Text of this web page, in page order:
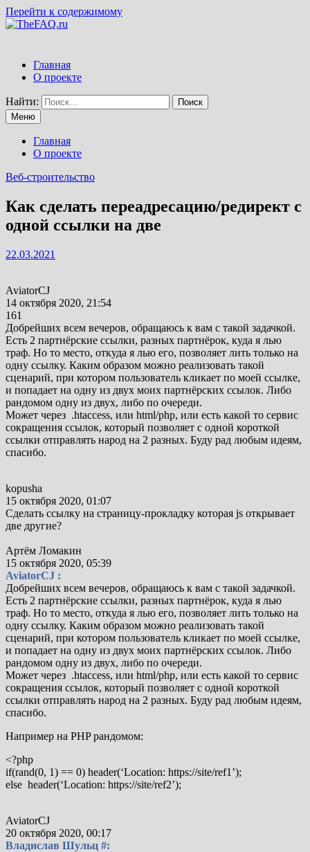
Перейти к содержимому
Главная
О проекте
Найти:
Меню
Главная
О проекте
Веб-строительство
Как сделать переадресацию/редирект с
одной ссылки на две
22.03.2021
AviatorCJ
14 октября 2020, 21:54
161
Добрейших всем вечеров, обращаюсь к вам с такой задачкой.
Есть 2 партнёрские ссылки, разных партнёрок, куда я лью
траф. Но то место, откуда я лью его, позволяет лить только на
одну ссылку. Каким образом можно реализовать такой
сценарий, при котором пользователь кликает по моей ссылке,
и попадает на одну из двух моих партнёрских ссылок. Либо
рандомом одну из двух, либо по очереди.
Может через .htaccess, или html/php, или есть какой то сервис
сокращения ссылок, который позволяет с одной короткой
ссылки отправлять народ на 2 разных. Буду рад любым идеям,
спасибо.
kopusha
15 октября 2020, 01:07
Сделать ссылку на страницу-прокладку которая js открывает
две другие?
Артём Ломакин
15 октября 2020, 05:39
AviatorCJ :
Добрейших всем вечеров, обращаюсь к вам с такой задачкой.
Есть 2 партнёрские ссылки, разных партнёрок, куда я лью
траф. Но то место, откуда я лью его, позволяет лить только на
одну ссылку. Каким образом можно реализовать такой
сценарий, при котором пользователь кликает по моей ссылке,
и попадает на одну из двух моих партнёрских ссылок. Либо
рандомом одну из двух, либо по очереди.
Может через .htaccess, или html/php, или есть какой то сервис
сокращения ссылок, который позволяет с одной короткой
ссылки отправлять народ на 2 разных. Буду рад любым идеям,
спасибо.
Например на PHP рандомом:
<?php
if(rand(0, 1) == 0) header(‘Location: https://site/ref1’);
else header(‘Location: https://site/ref2’);
AviatorCJ
20 октября 2020, 00:17
Владислав Шульц #: